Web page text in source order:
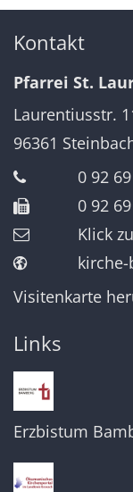
Kontakt
Pfarrei St.
Laurentiusstr.
96361
0 92
0 92
Klick
Visitenkarte
Links
Erzbistum